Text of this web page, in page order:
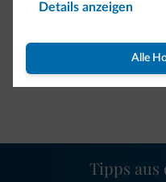
Details anzeigen
Alle
Exklusive Vorteile
Tipps aus